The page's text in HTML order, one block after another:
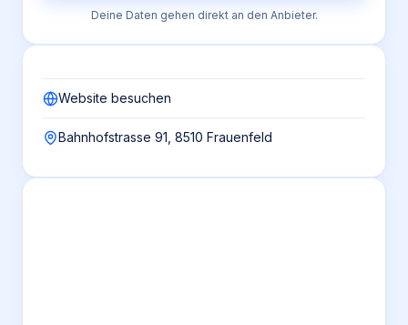
Deine Daten gehen direkt an den Anbieter.
Website besuchen
Bahnhofstrasse 91, 8510 Frauenfeld